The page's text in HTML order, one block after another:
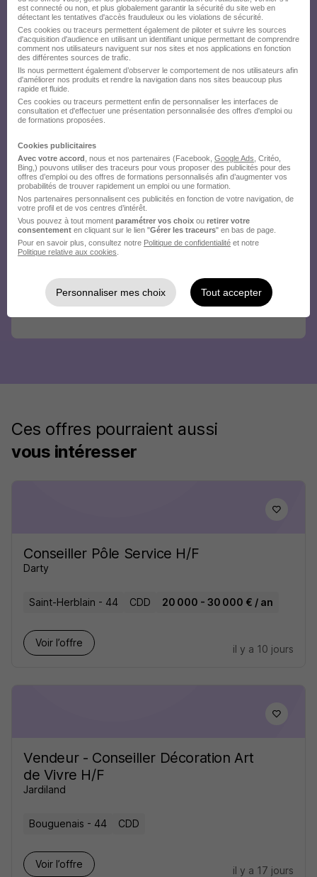
Ces offres pourraient aussi
vous intéresser
Conseiller Pôle Service H/F
Darty
Saint-Herblain - 44 CDD 20 000 - 30 000 € / an
Voir l’offre
il y a 10 jours
Vendeur - Conseiller Décoration Art
de Vivre H/F
Jardiland
Bouguenais - 44 CDD
Voir l’offre
il y a 17 jours
est connecté ou non, et plus globalement garantir la sécurité du site web en
détectant les tentatives d'accès frauduleux ou les violations de sécurité.
Ces cookies ou traceurs permettent également de piloter et suivre les sources
d'acquisition d'audience en utilisant un identifiant unique permettant de comprendre
comment nos utilisateurs naviguent sur nos sites et nos applications en fonction
des différentes sources de trafic.
Ils nous permettent également d’observer le comportement de nos utilisateurs afin
d'améliorer nos produits et rendre la navigation dans nos sites beaucoup plus
rapide et fluide.
Ces cookies ou traceurs permettent enfin de personnaliser les interfaces de
consultation et d'effectuer une présentation personnalisée des offres d'emploi ou
de formations proposées.
Cookies publicitaires
Avec votre accord , nous et nos partenaires (Facebook, Google Ads , Critéo,
Bing,) pouvons utiliser des traceurs pour vous proposer des publicités pour des
offres d’emploi ou des offres de formations personnalisés afin d’augmenter vos
probabilités de trouver rapidement un emploi ou une formation.
Nos partenaires personnalisent ces publicités en fonction de votre navigation, de
votre profil et de vos centres d’intérêt.
Vous pouvez à tout moment paramétrer vos choix ou retirer votre
consentement en cliquant sur le lien "Gérer les traceurs" en bas de page.
Pour en savoir plus, consultez notre Politique de confidentialité et notre
Politique relative aux cookies
Personnaliser mes choix Tout accepter